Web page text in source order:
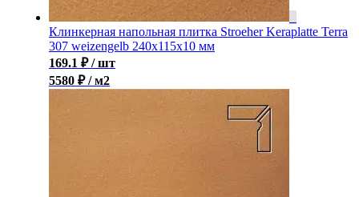
Клинкерная напольная плитка Stroeher Keraplatte Terra
307 weizengelb 240х115х10 мм
169.1 ₽ / шт
5580 ₽ / м2